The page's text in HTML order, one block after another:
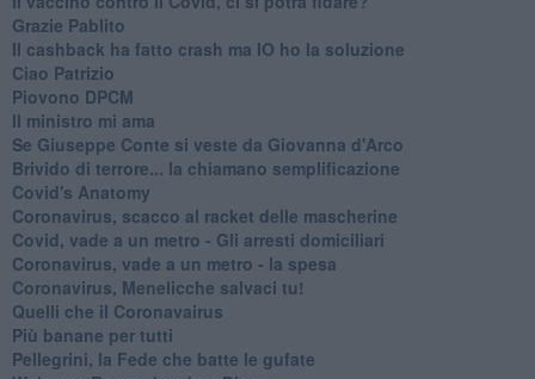
Grazie Pablito
Il cashback ha fatto crash ma IO ho la soluzione
Ciao Patrizio
Piovono DPCM
Il ministro mi ama
Se Giuseppe Conte si veste da Giovanna d'Arco
Brivido di terrore... la chiamano semplificazione
Covid's Anatomy
Coronavirus, scacco al racket delle mascherine
Covid, vade a un metro - Gli arresti domiciliari
Coronavirus, vade a un metro - la spesa
Coronavirus, Menelicche salvaci tu!
Quelli che il Coronavairus
Più banane per tutti
Pellegrini, la Fede che batte le gufate